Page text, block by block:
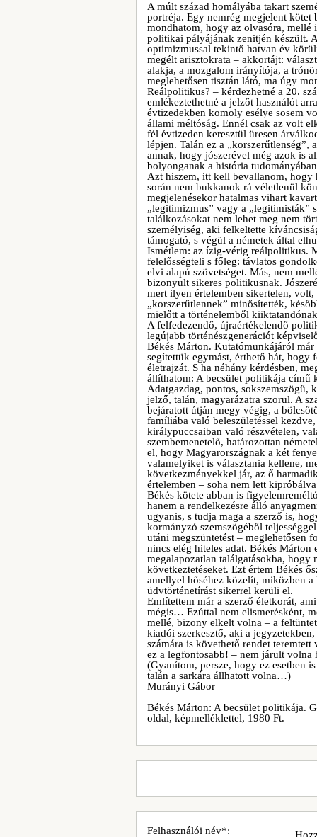
A múlt század homályába takart
portréja. Egy nemrég megjelent
mondhatom, hogy az olvasóra,
politikai pályájának zenitjén készült.
optimizmussal tekintő hatvan év
megélt arisztokrata – akkortájt:
alakja, a mozgalom irányítója, a
meglehetősen tisztán látó, ma úgy
Reálpolitikus? – kérdezhetné a 20.
emlékeztethetné a jelzőt használót
évtizedekben komoly esélye sosem
állami méltóság. Ennél csak az volt
fél évtizeden keresztül üresen
lépjen. Talán ez a
annak, hogy jószerével még azok is
bolyonganak a história
Azt hiszem, itt kell bevallanom, hogy
során nem bukkanok rá véletlenül
megjelenésekor hatalmas vihart
„legitimizmus” vagy a „legitimisták”
találkozásokat nem lehet meg nem
személyiség, aki felkeltette
támogató, s végül a németek által
Ismétlem: az ízig-vérig reálpolitikus.
felelősségteli s főleg: távlatos
elvi alapú szövetséget. Más, nem
bizonyult sikeres politikusnak.
mert ilyen értelemben sikertelen,
„korszerűtlennek” minősítették,
mielőtt a történelemből
A felfedezendő, újraértékelendő
legújabb történészgenerációt
Békés Márton. Kutatómunkájáról
segítettük egymást, érthető hát, hogy
életrajzát. S ha néhány kérdésben,
állíthatom: A becsület politikája című
Adatgazdag, pontos, sokszemszögű,
jelző, talán, magyarázatra szorul. A
bejáratott útján megy végig, a
famíliába való beleszületéssel
királypuccsaiban való részvételen,
szembemenetelő, határozottan
el, hogy Magyarországnak a két
valamelyiket is választania kellene,
következményekkel jár, az ő
értelemben – soha nem lett
Békés kötete abban is
hanem a rendelkezésre álló
ugyanis, s tudja maga a szerző is,
kormányzó szemszögéből
utáni megszüntetést – meglehetősen
nincs elég hiteles adat. Békés
megalapozatlan találgatásokba,
következtetéseket. Ezt értem Békés
amellyel hőséhez közelít, miközben
üdvtörténetírást sikerrel kerüli el.
Említettem már a szerző életkorát,
mégis… Ezúttal nem elismerésként,
mellé, bizony elkelt volna – a
kiadói szerkesztő, aki a
számára is követhető rendet
ez a legfontosabb! – nem járult
(Gyanítom, persze, hogy ez esetben
talán a sarkára állhatott volna…)
Murányi Gábor
Békés Márton: A becsület politikája.
oldal, képmelléklettel, 1980 Ft.
Felhasználói név*: